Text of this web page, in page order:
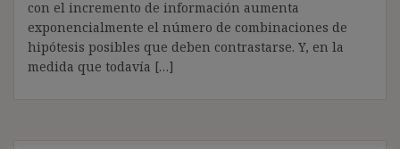
con el incremento de información aumenta
exponencialmente el número de combinaciones de
hipótesis posibles que deben contrastarse. Y, en la
medida que todavía […]